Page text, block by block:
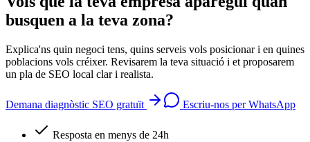
busquen a la teva zona?
Explica'ns quin negoci tens, quins serveis vols posicionar i en quines
poblacions vols créixer. Revisarem la teva situació i et proposarem
un pla de SEO local clar i realista.
Demana diagnòstic SEO gratuït Escriu-nos per WhatsApp
Resposta en menys de 24h